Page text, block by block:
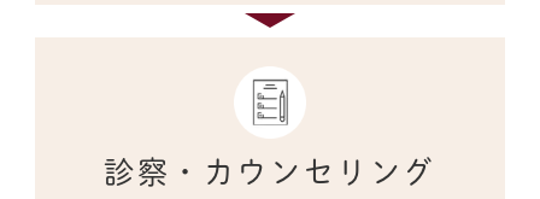
診察・カウンセリング